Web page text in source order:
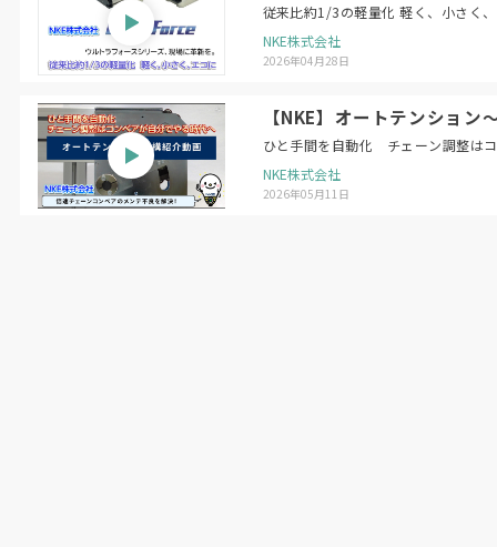
従来比約1/3の軽量化 軽く、小さく
NKE株式会社
2026年04月28日
【NKE】オートテンショ
ひと手間を自動化 チェーン調整は
NKE株式会社
2026年05月11日